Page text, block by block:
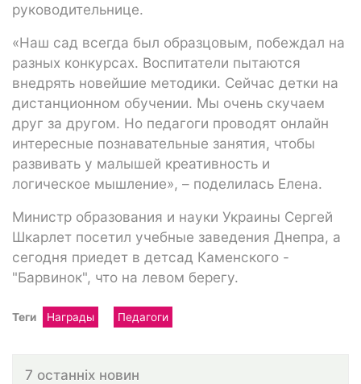
руководительнице.
«Наш сад всегда был образцовым, побеждал на
разных конкурсах. Воспитатели пытаются
внедрять новейшие методики. Сейчас детки на
дистанционном обучении. Мы очень скучаем
друг за другом. Но педагоги проводят онлайн
интересные познавательные занятия, чтобы
развивать у малышей креативность и
логическое мышление», – поделилась Елена.
Министр образования и науки Украины Сергей
Шкарлет посетил учебные заведения Днепра, а
сегодня приедет в детсад Каменского -
"Барвинок", что на левом берегу.
Теги Награды Педагоги
7 останніх новин